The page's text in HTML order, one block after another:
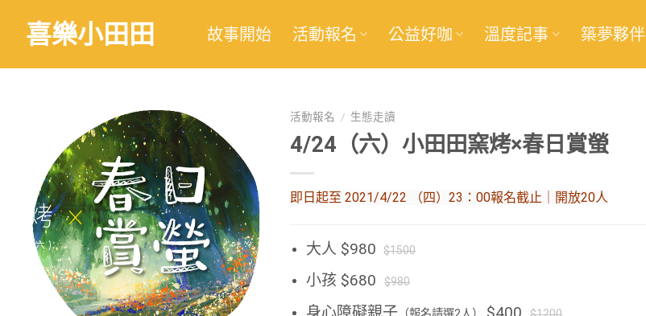
喜樂小田田 故事開始 活動報名 公益好咖 溫度記事 築夢夥伴
活動報名 / 生態走讀
4/24（六）小田田窯烤×春日賞螢
即日起至 2021/4/22 （四）23：00報名截止｜開放20人
大人 $980 $1500
小孩 $680$980
身心障礙親子 （報名請選2人） $400$1200